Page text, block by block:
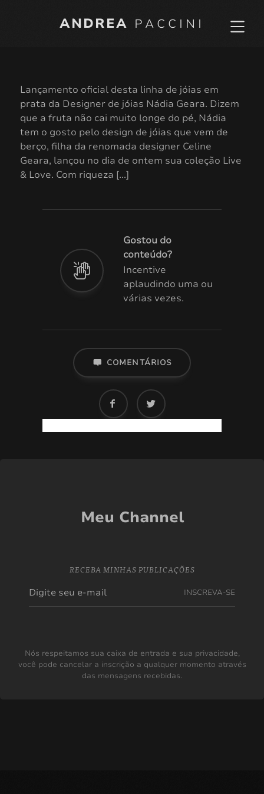
ANDREA PACCINI
Lançamento oficial desta linha de jóias em
prata da Designer de jóias Nádia Geara. Dizem
que a fruta não cai muito longe do pé, Nádia
tem o gosto pelo design de jóias que vem de
berço, filha da renomada designer Celine
Geara, lançou no dia de ontem sua coleção Live
& Love. Com riqueza [...]
Gostou do
conteúdo?
Incentive
aplaudindo uma ou
várias vezes.
COMENTÁRIOS
Meu Channel
RECEBA MINHAS PUBLICAÇÕES
INSCREVA-SE
Nós respeitamos sua caixa de entrada e sua privacidade,
você pode cancelar a inscrição a qualquer momento através
das mensagens recebidas.